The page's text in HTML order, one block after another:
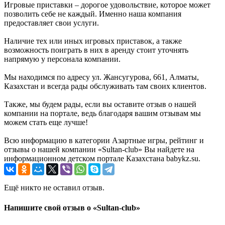
Игровые приставки – дорогое удовольствие, которое может
позволить себе не каждый. Именно наша компания
предоставляет свои услуги.
Наличие тех или иных игровых приставок, а также
возможность поиграть в них в аренду стоит уточнять
напрямую у персонала компании.
Мы находимся по адресу ул. Жансугурова, 661, Алматы,
Казахстан и всегда рады обслуживать там своих клиентов.
Также, мы будем рады, если вы оставите отзыв о нашей
компании на портале, ведь благодаря вашим отзывам мы
можем стать еще лучше!
Всю информацию в категории Азартные игры, рейтинг и
отзывы о нашей компании «Sultan-club» Вы найдете на
информационном детском портале Казахстана babykz.su.
Ещё никто не оставил отзыв.
Напишите свой отзыв о «Sultan-club»